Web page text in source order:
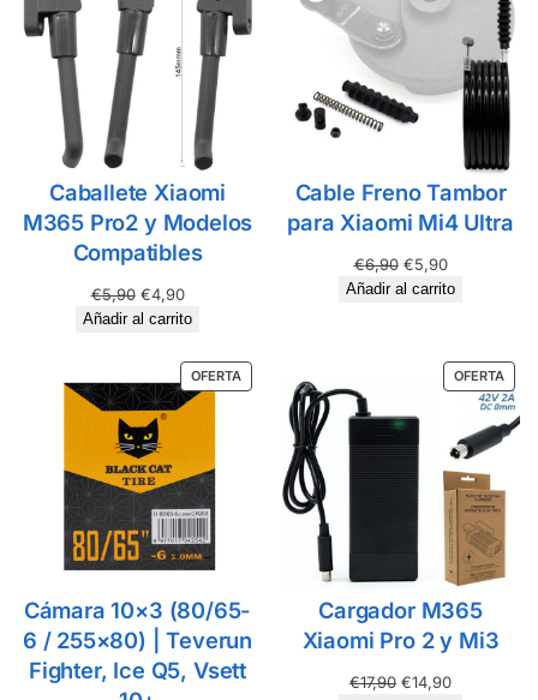
Caballete Xiaomi
M365 Pro2 y Modelos
Compatibles
€5,90 €4,90
Añadir al carrito
Cable Freno Tambor
para Xiaomi Mi4 Ultra
€6,90 €5,90
Añadir al carrito
OFERTA
Cámara 10×3 (80/65-
6 / 255×80) | Teverun
Fighter, Ice Q5, Vsett
OFERTA
Cargador M365
Xiaomi Pro 2 y Mi3
€17,90 €14,90